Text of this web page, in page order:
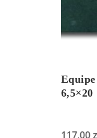
6,5×20
117,00